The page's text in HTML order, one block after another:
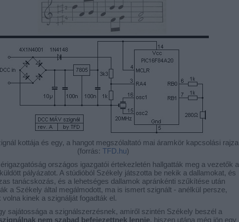
kottája és egy, a hangot megszólaltató mai áramkör kapcsolási rajza
(forrás: TFD.hu)
országos igazgatói értekezletén hallgatták meg a vezetők a
pályázatot. A stúdióból Székely játszotta be nekik a dallamokat, és
tanácskozás, és a lehetséges dallamok apránkénti szűkítése után
a Székely által megálmodott, ma is ismert szignált - anélkül persze,
volna kinek a szignálját fogadták el.
sajátossága a szignálszerzésnek, amiről szintén Székely beszél a
nem szabad befejezettnek lennie, hiszen utána még jön egy